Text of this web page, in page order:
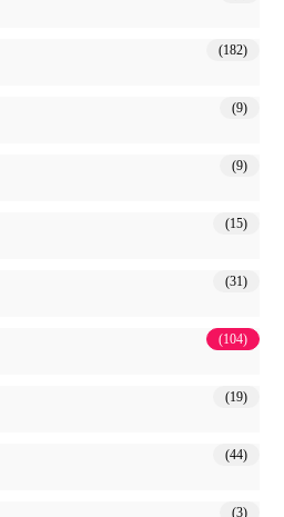
(182)
(9)
(9)
(15)
(31)
(104)
(19)
(44)
(3)